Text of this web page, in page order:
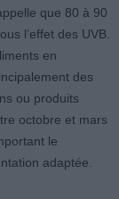
que 80 à 90
l’effet des UVB.
en
des
ou produits
octobre et mars
le
adaptée.